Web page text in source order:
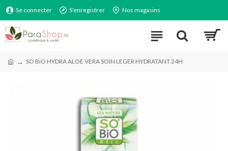
Se connecter S'enregistrer Nos magasins
SO BiO HYDRA ALOE VERA SOIN LEGER HYDRATANT 24H